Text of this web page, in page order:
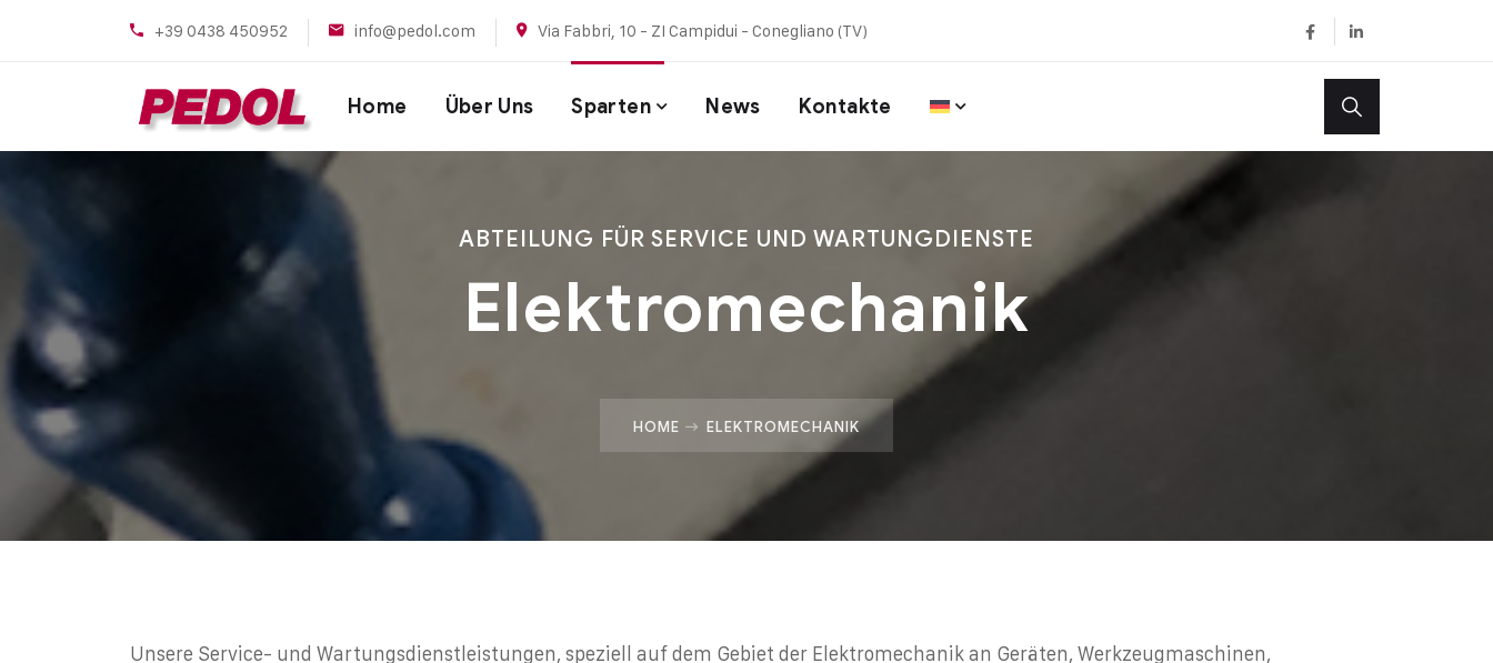
+39 0438 450952 info@pedol.com Via Fabbri, 10 - ZI Campidui - Conegliano (TV)
Home Über Uns Sparten News Kontakte
ABTEILUNG FÜR SERVICE UND WARTUNGDIENSTE
Elektromechanik
HOME ELEKTROMECHANIK
Unsere Service- und Wartungsdienstleistungen, speziell auf dem Gebiet der Elektromechanik an Geräten, Werkzeugmaschinen,